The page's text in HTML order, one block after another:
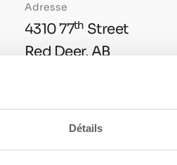
Détails
Adresse
4310 77th Street
Red Deer, AB
Voir sur Google Maps